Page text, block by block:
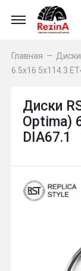
Главная — Диски
6.5x16 5x114.3
Диски
Optima)
DIA67.1